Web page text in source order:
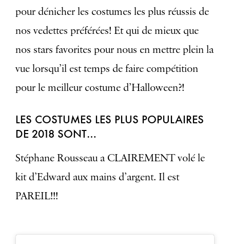
pour dénicher les costumes les plus réussis de
nos vedettes préférées! Et qui de mieux que
nos stars favorites pour nous en mettre plein la
vue lorsqu’il est temps de faire compétition
pour le meilleur costume d’Halloween?!
LES COSTUMES LES PLUS POPULAIRES
DE 2018 SONT…
Stéphane Rousseau a CLAIREMENT volé le
kit d’Edward aux mains d’argent. Il est
PAREIL!!!